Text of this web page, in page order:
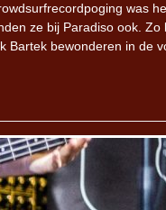
was
ze bij Paradiso ook. Zo
Bartek bewonderen in de